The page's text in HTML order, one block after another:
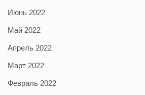
Июнь 2022
Май 2022
Апрель 2022
Март 2022
Февраль 2022